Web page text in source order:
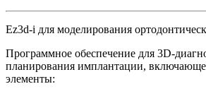
Ez3d-i для моделирования
Программное обеспечение для 3D-
планирования имплантации,
элементы: